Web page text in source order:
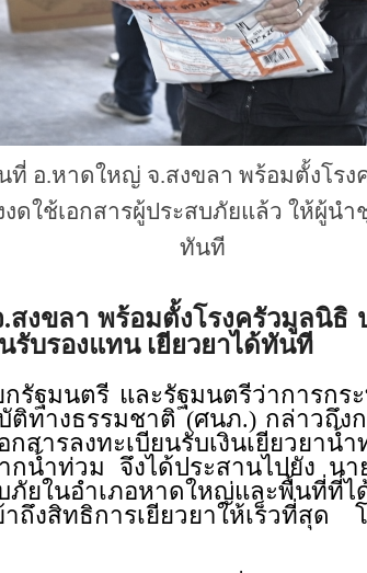
ที่ อ.หาดใหญ่ จ.สงขลา พร้อมตั้งโรง
ดใช้เอกสารผู้ประสบภัยแล้ว ให้ผู้นำ
ทันที
งขลา พร้อมตั้งโรงครัวมูลนิธิ
รับรองแทน เยียวยาได้ทันที
ฐมนตรี และรัฐมนตรีว่าการกร
ทางธรรมชาติ (ศนภ.) กล่าวถึ
อกสารลงทะเบียนรับเงินเยียว
กน้ำท่วม จึงได้ประสานไปยัง
ภัยในอำเภอหาดใหญ่และพื้น
ถึงสิทธิการเยียวยาให้เร็วที่สุด